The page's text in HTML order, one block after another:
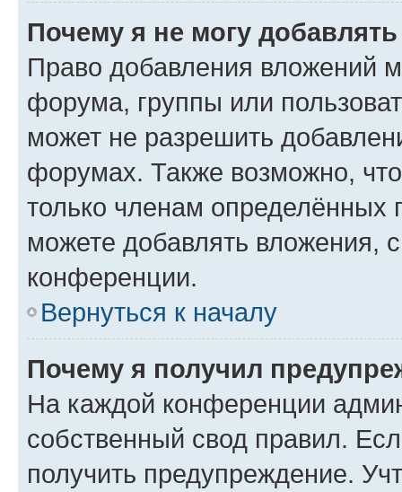
Почему я не могу
Право добавления вложений
форума, группы или
может не разрешить
форумах. Также возможно,
только членам определённых
можете добавлять вложения,
конференции.
Вернуться к началу
Почему я получил
На каждой конференции
собственный свод правил.
получить предупреждение.